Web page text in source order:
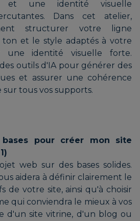
et une identité visuelle
Dans cet atelier,
structurer votre ligne
ton et le style adaptés à votre
une identité visuelle forte.
outils d'IA pour générer des
et assurer une cohérence
tous vos supports.
pour créer mon site
web sur des bases solides.
aidera à définir clairement le
de votre site, ainsi qu'à choisir
qui conviendra le mieux à vos
d'un site vitrine, d'un blog ou